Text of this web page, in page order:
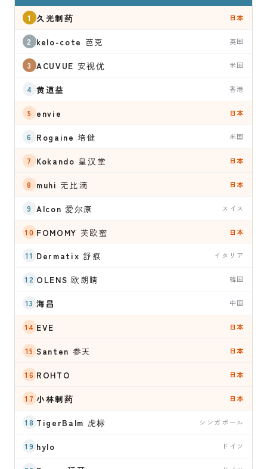
久光制药 日本
kelo-cote 芭克 英国
ACUVUE 安视优 米国
黄道益 香港
envie 日本
Rogaine 培健 米国
Kokando 皇汉堂 日本
muhi 无比滴 日本
Alcon 爱尔康 スイス
FOMOMY 芙欧蜜 日本
Dermatix 舒痕 イタリア
OLENS 欧朗睛 韓国
海昌 中国
EVE 日本
Santen 参天 日本
ROHTO 日本
小林制药 日本
TigerBalm 虎标 シンガポール
hylo ドイツ